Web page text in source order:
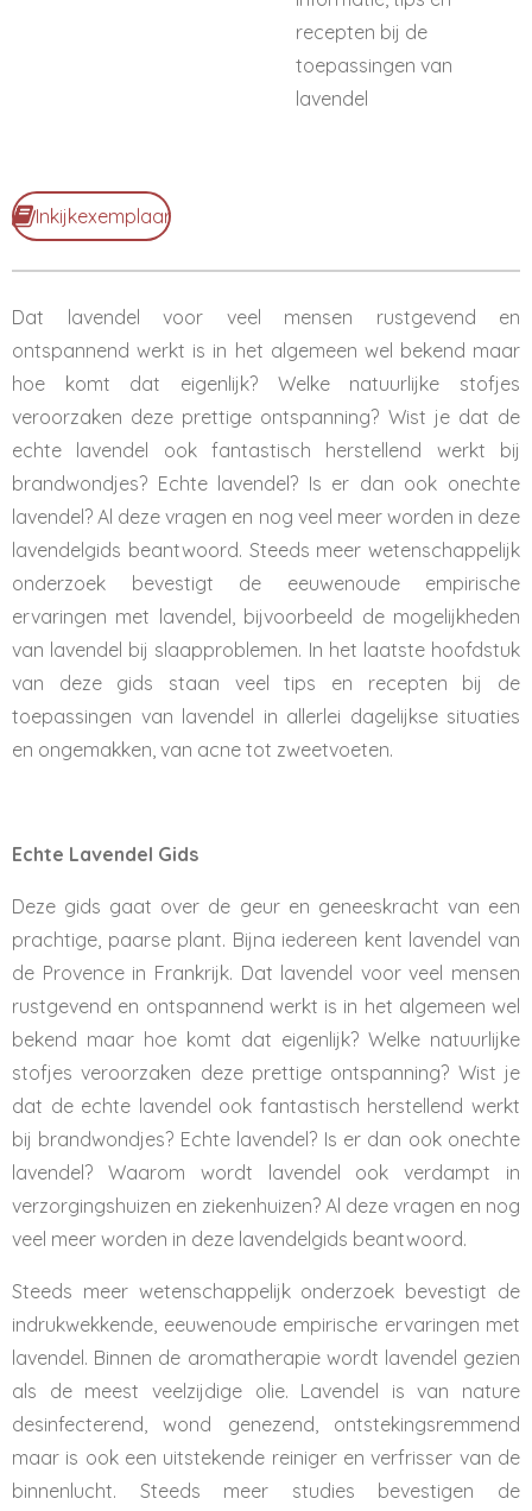
recepten bij de
toepassingen van
lavendel
Inkijkexemplaar
Dat lavendel voor veel mensen rustgevend en
ontspannend werkt is in het algemeen wel bekend maar
hoe komt dat eigenlijk? Welke natuurlijke stofjes
veroorzaken deze prettige ontspanning? Wist je dat de
echte lavendel ook fantastisch herstellend werkt bij
brandwondjes? Echte lavendel? Is er dan ook onechte
lavendel? Al deze vragen en nog veel meer worden in deze
lavendelgids beantwoord. Steeds meer wetenschappelijk
onderzoek bevestigt de eeuwenoude empirische
ervaringen met lavendel, bijvoorbeeld de mogelijkheden
van lavendel bij slaapproblemen. In het laatste hoofdstuk
van deze gids staan veel tips en recepten bij de
toepassingen van lavendel in allerlei dagelijkse situaties
en ongemakken, van acne tot zweetvoeten.
Echte Lavendel Gids
Deze gids gaat over de geur en geneeskracht van een
prachtige, paarse plant. Bijna iedereen kent lavendel van
de Provence in Frankrijk. Dat lavendel voor veel mensen
rustgevend en ontspannend werkt is in het algemeen wel
bekend maar hoe komt dat eigenlijk? Welke natuurlijke
stofjes veroorzaken deze prettige ontspanning? Wist je
dat de echte lavendel ook fantastisch herstellend werkt
bij brandwondjes? Echte lavendel? Is er dan ook onechte
lavendel? Waarom wordt lavendel ook verdampt in
verzorgingshuizen en ziekenhuizen? Al deze vragen en nog
veel meer worden in deze lavendelgids beantwoord.
Steeds meer wetenschappelijk onderzoek bevestigt de
indrukwekkende, eeuwenoude empirische ervaringen met
lavendel. Binnen de aromatherapie wordt lavendel gezien
als de meest veelzijdige olie. Lavendel is van nature
desinfecterend, wond genezend, ontstekingsremmend
maar is ook een uitstekende reiniger en verfrisser van de
binnenlucht. Steeds meer studies bevestigen de